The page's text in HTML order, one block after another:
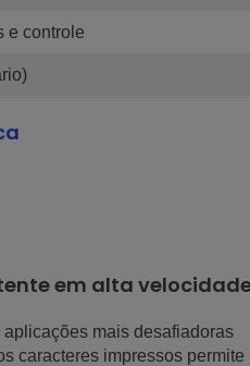
e controle
em alta
aplicações mais desafiadoras
caracteres impressos